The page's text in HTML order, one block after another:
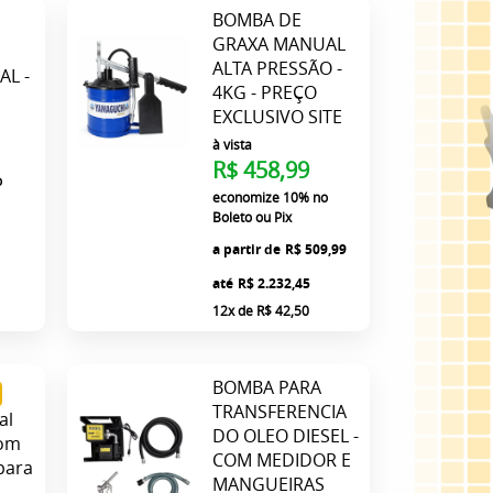
-
BOMBA DE
GRAXA MANUAL
ALTA PRESSÃO -
4KG - PREÇO
EXCLUSIVO SITE
a partir de R$ 509,99
até R$ 2.232,45
à vista
R$ 458,99
economize 10% no
Boleto ou Pix
12xde R$ 42,50
BOMBA PARA
TRANSFERENCIA
DO OLEO DIESEL -
COM MEDIDOR E
MANGUEIRAS